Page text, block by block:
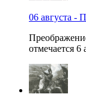
06 августа -
отмечается 6